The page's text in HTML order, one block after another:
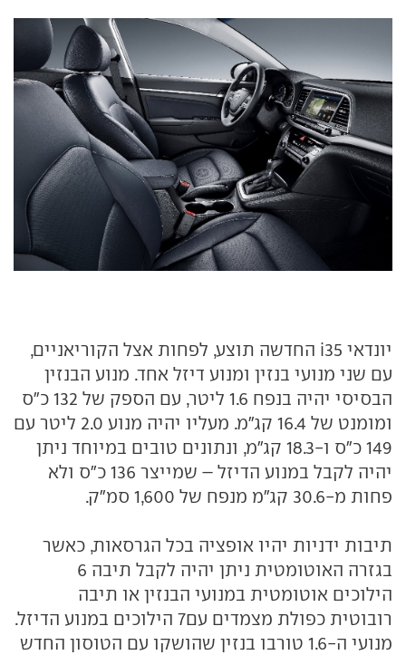
יונדאי i35 החדשה תוצע, לפחות אצל הקוריאניים,
עם שני מנועי בנזין ומנוע דיזל אחד. מנוע הבנזין
הבסיסי יהיה בנפח 1.6 ליטר, עם הספק של 132 כ"ס
ומומנט של 16.4 קג"מ. מעליו יהיה מנוע 2.0 ליטר עם
149 כ"ס ו-18.3 קג"מ, ונתונים טובים במיוחד ניתן
יהיה לקבל במנוע הדיזל – שמייצר 136 כ"ס ולא
פחות מ-30.6 קג"מ מנפח של 1,600 סמ"ק.
תיבות ידניות יהיו אופציה בכל הגרסאות, כאשר
בגזרה האוטומטית ניתן יהיה לקבל תיבה 6
הילוכים אוטומטית במנועי הבנזין או תיבה
רובוטית כפולת מצמדים עם7 הילוכים במנוע הדיזל.
מנועי ה-1.6 טורבו בנזין שהושקו עם הטוסון החדש